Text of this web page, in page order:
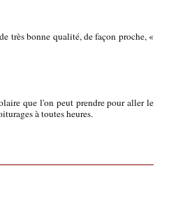
très bonne qualité, de façon proche, «
que l'on peut prendre pour aller le
à toutes heures.